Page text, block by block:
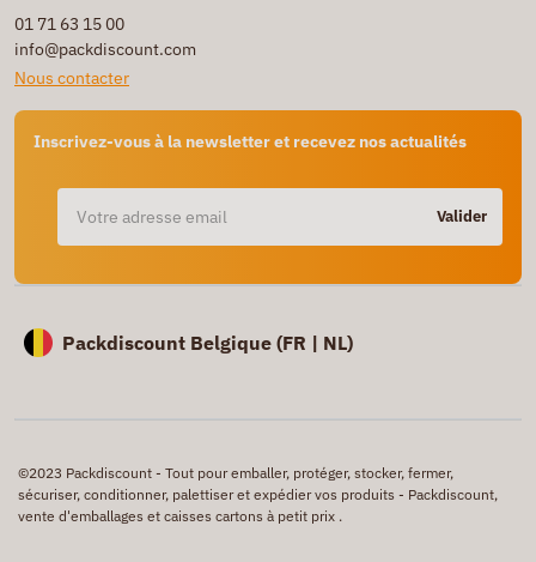
01 71 63 15 00
info@packdiscount.com
Nous contacter
Inscrivez-vous à la newsletter et recevez nos actualités
Valider
Packdiscount Belgique (FR | NL)
©2023 Packdiscount - Tout pour emballer, protéger, stocker, fermer,
sécuriser, conditionner, palettiser et expédier vos produits - Packdiscount,
vente d'emballages et caisses cartons à petit prix .